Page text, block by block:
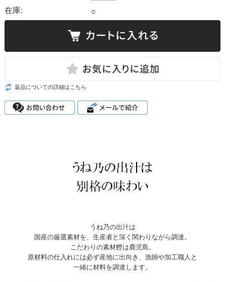
在庫: ○
返品についての詳細はこちら
うね乃の出汁は
国産の厳選素材を、生産者と深く関わりながら調達。
こだわりの素材鰹は鹿児島。
原材料の仕入れには必ず産地に出向き、漁師や加工職人と
一緒に材料を調達します。